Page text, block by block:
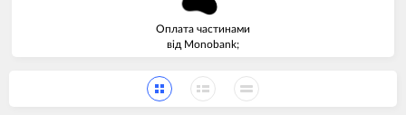
Оплата частинами
від Monobank;